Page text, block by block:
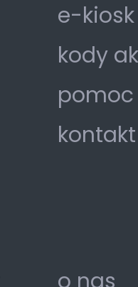
e-
kody
pomoc
kontakt